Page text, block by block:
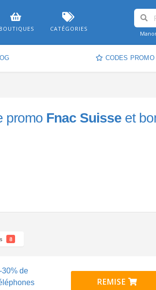
BOUTIQUES CATÉGORIES
CODES PROMO
promo Fnac Suisse et
8
de
REMISE